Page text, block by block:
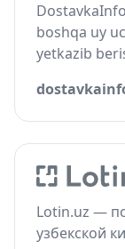
boshqa uy
yetkazib
Lotin.uz —
узбекской